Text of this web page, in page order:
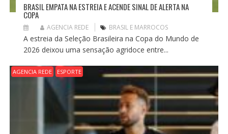
BRASIL EMPATA NA ESTREIA E ACENDE SINAL DE ALERTA NA
COPA
AGENCIA REDE BRASIL E MARROCOS
A estreia da Seleção Brasileira na Copa do Mundo de
2026 deixou uma sensação agridoce entre...
AGENCIA REDE ESPORTE